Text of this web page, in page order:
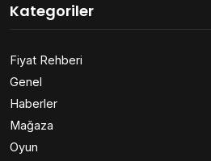
Kategoriler
Fiyat Rehberi
Genel
Haberler
Mağaza
Oyun